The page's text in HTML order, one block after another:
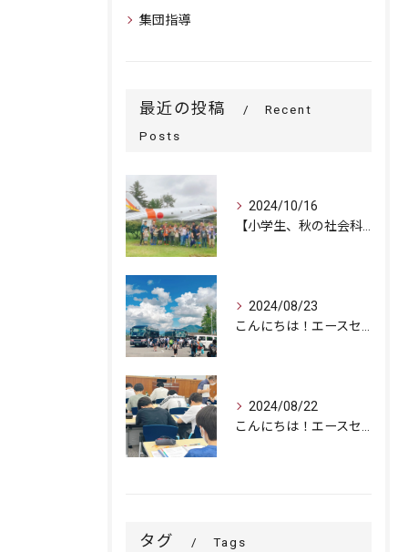
集団指導
最近の投稿
Recent
Posts
2024/10/16
2024/08/23
2024/08/22
タグ Tags